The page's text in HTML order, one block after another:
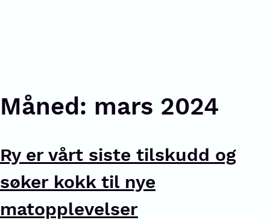
Måned: mars 2024
Ry er vårt siste tilskudd og
søker kokk til nye
matopplevelser